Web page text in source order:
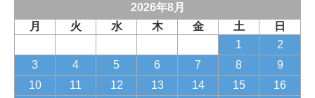
2026年8月
月
火 水 木 金 土
日
1
2
3
4 5 6 7 8
9
10
11 12 13 14 15
16